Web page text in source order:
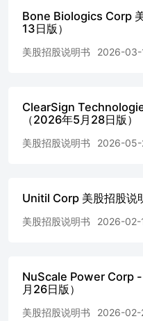
Neither the Securities
securities commission,
hasapproved or
the adequacy or
PROSPECTUS
REGARDING
SUMMARYRISK
ADDITIONAL
CERTAIN
OF DEBT
Bone Biologics Corp
13日版）
美股招股说明书 2026-03-
ClearSign
（2026年5月28日版）
美股招股说明书 2026-05-
Unitil Corp 美股招股说
美股招股说明书 2026-02-
NuScale Power Corp
月26日版）
美股招股说明书 2026-02-